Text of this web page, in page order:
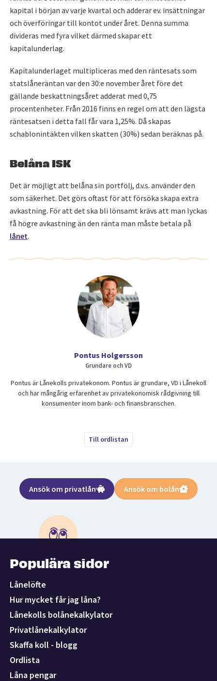
kapital i början av varje kvartal och adderar ev. insättningar
och överföringar till kontot under året. Denna summa
divideras med fyra vilket därmed skapar ett
kapitalunderlag.
Kapitalunderlaget multipliceras med den räntesats som
statslåneräntan var den 30:e november året före det
gällande beskattningsåret adderat med 0,75
procentenheter. Från 2016 finns en regel om att den lägsta
räntesatsen i detta fall får vara 1,25%. Då skapas
schablonintäkten vilken skatten (30%) sedan beräknas på.
Belåna ISK
Det är möjligt att belåna sin portfölj, d.v.s. använder den
som säkerhet. Det görs oftast för att försöka skapa extra
avkastning. För att det ska bli lönsamt krävs att man lyckas
få högre avkastning än den ränta man måste betala på
lånet.
Pontus Holgersson
Grundare och VD
Pontus är Lånekolls privatekonom. Pontus är grundare, VD i Lånekoll
och har mångårig erfarenhet av privatekonomisk rådgivning till
konsumenter inom bank- och finansbranschen.
Till ordlistan
Ansök om privatlån Ansök om bolån
Populära sidor
Lånelöfte
Hur mycket får jag låna?
Lånekolls bolånekalkylator
Privatlånekalkylator
Skaffa koll - blogg
Ordlista
Låna pengar